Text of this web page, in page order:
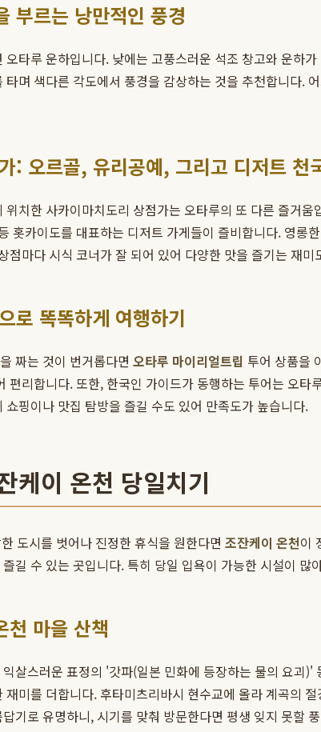
부르는 낭만적인 풍경
타루 운하입니다. 낮에는 고풍스러운 석조 창고와 운하
타며 색다른 각도에서 풍경을 감상하는 것을 추천합니다.
: 오르골, 유리공예, 그리고 디저트 천
위치한 사카이마치도리 상점가는 오타루의 또 다른 즐거
홋카이도를 대표하는 디저트 가게들이 즐비합니다. 영
점마다 시식 코너가 잘 되어 있어 다양한 맛을 즐기는 재미
로 똑똑하게 여행하기
짜는 것이 번거롭다면 오타루 마이리얼트립 투어 상품을
편리합니다. 또한, 한국인 가이드가 동행하는 투어는 오
핑이나 맛집 탐방을 즐길 수도 있어 만족도가 높습니다.
케이 온천 당일치기
도시를 벗어나 진정한 휴식을 원한다면 조잔케이 온천이
길 수 있는 곳입니다. 특히 당일 입욕이 가능한 시설이 많
천 마을 산책
살스러운 표정의 '갓파(일본 민화에 등장하는 물의 요괴
미를 더합니다. 후타미츠리바시 현수교에 올라 계곡의
기로 유명하니, 시기를 맞춰 방문한다면 평생 잊지 못할